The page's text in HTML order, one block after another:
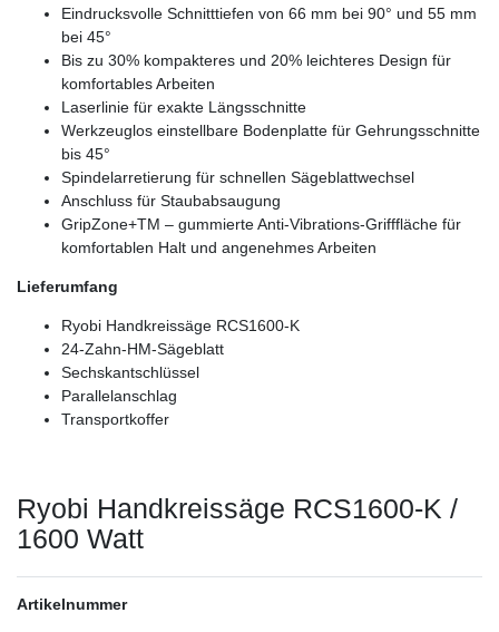
Eindrucksvolle Schnitttiefen von 66 mm bei 90° und 55 mm
bei 45°
Bis zu 30% kompakteres und 20% leichteres Design für
komfortables Arbeiten
Laserlinie für exakte Längsschnitte
Werkzeuglos einstellbare Bodenplatte für Gehrungsschnitte
bis 45°
Spindelarretierung für schnellen Sägeblattwechsel
Anschluss für Staubabsaugung
GripZone+TM – gummierte Anti-Vibrations-Grifffläche für
komfortablen Halt und angenehmes Arbeiten
Lieferumfang
Ryobi Handkreissäge RCS1600-K
24-Zahn-HM-Sägeblatt
Sechskantschlüssel
Parallelanschlag
Transportkoffer
Ryobi Handkreissäge RCS1600-K /
1600 Watt
Artikelnummer